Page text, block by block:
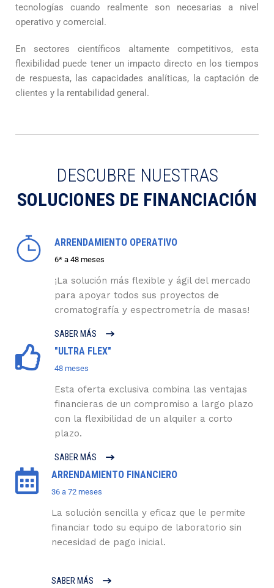
tecnologías cuando realmente son necesarias a nivel
operativo y comercial.
En sectores científicos altamente competitivos, esta
flexibilidad puede tener un impacto directo en los tiempos
de respuesta, las capacidades analíticas, la captación de
clientes y la rentabilidad general.
DESCUBRE NUESTRAS
SOLUCIONES DE FINANCIACIÓN
ARRENDAMIENTO OPERATIVO
6* a 48 meses
¡La solución más flexible y ágil del mercado
para apoyar todos sus proyectos de
cromatografía y espectrometría de masas!
SABER MÁS
"ULTRA FLEX"
48 meses
Esta oferta exclusiva combina las ventajas
financieras de un compromiso a largo plazo
con la flexibilidad de un alquiler a corto
plazo.
SABER MÁS
ARRENDAMIENTO FINANCIERO
36 a 72 meses
La solución sencilla y eficaz que le permite
financiar todo su equipo de laboratorio sin
necesidad de pago inicial.
SABER MÁS